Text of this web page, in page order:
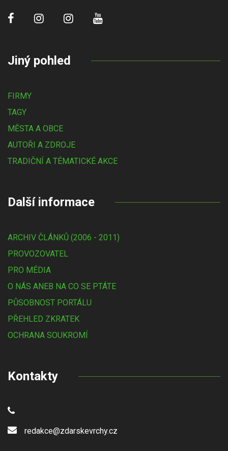
Jiný pohled
FIRMY
TAGY
MĚSTA A OBCE
AUTOŘI A ZDROJE
TRADIČNÍ A TÉMATICKÉ AKCE
Další informace
ARCHIV ČLÁNKŮ (2006 - 2011)
PROVOZOVATEL
PRO MÉDIA
O NÁS ANEB NA CO SE PTÁTE
PŮSOBNOST PORTÁLU
PŘEHLED ZKRATEK
OCHRANA SOUKROMÍ
Kontakty
redakce@zdarskevrchy.cz